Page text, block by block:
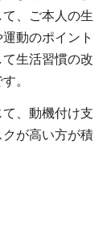
、ご本人の生
動のポイント
生活習慣の改
。
、動機付け支
が高い方が積